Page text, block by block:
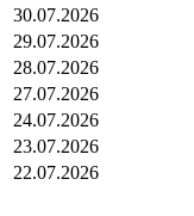
30.07.2026
29.07.2026
28.07.2026
27.07.2026
24.07.2026
23.07.2026
22.07.2026